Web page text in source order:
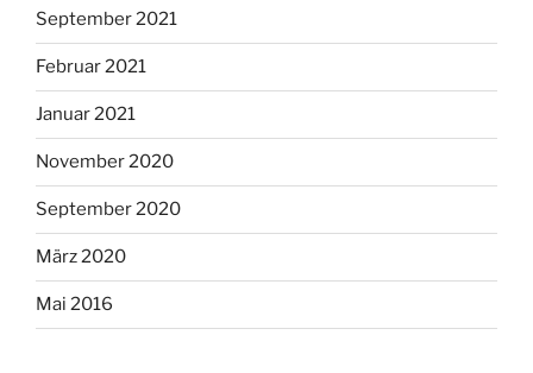
September 2021
Februar 2021
Januar 2021
November 2020
September 2020
März 2020
Mai 2016